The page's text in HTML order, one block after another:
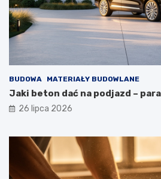
BUDOWA MATERIAŁY BUDOWLANE
Jaki beton dać na podjazd –
26 lipca 2026